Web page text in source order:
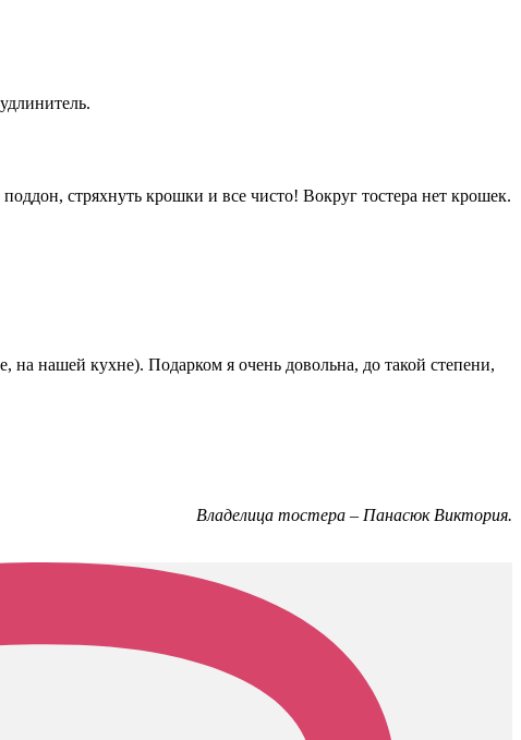
стряхнуть крошки и все чисто! Вокруг тостера нет крошек.
на нашей кухне). Подарком я очень довольна, до такой степени,
Владелица тостера – Панасюк Виктория.